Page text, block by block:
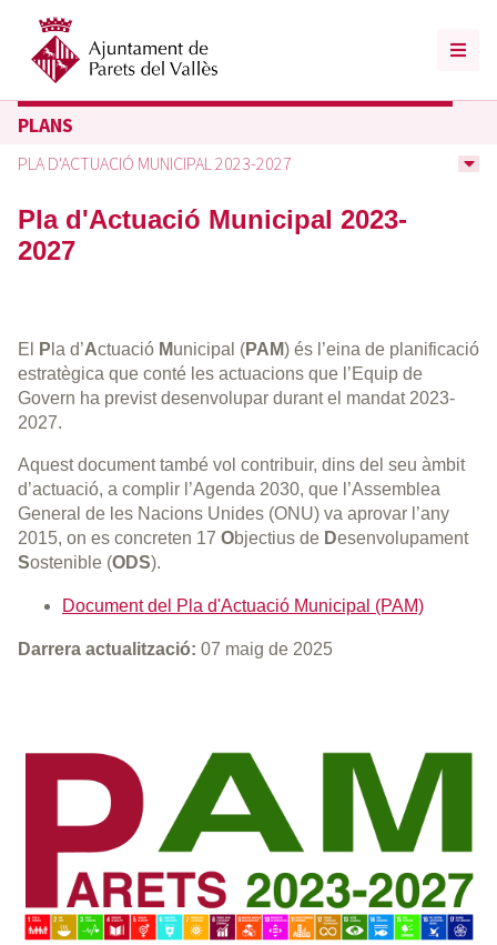
PLANS
PLA D'ACTUACIÓ MUNICIPAL 2023-2027
Pla d'Actuació Municipal 2023-
2027
El P la d’Actuació Municipal (PAM) és l’eina de planificació
estratègica que conté les actuacions que l’Equip de
Govern ha previst desenvolupar durant el mandat 2023-
2027.
Aquest document també vol contribuir, dins del seu àmbit
d’actuació, a complir l’Agenda 2030, que l’Assemblea
General de les Nacions Unides (ONU) va aprovar l’any
2015, on es concreten 17 Objectius de Desenvolupament
Sostenible (ODS).
Document del Pla d'Actuació Municipal (PAM)
Darrera actualització: 07 maig de 2025